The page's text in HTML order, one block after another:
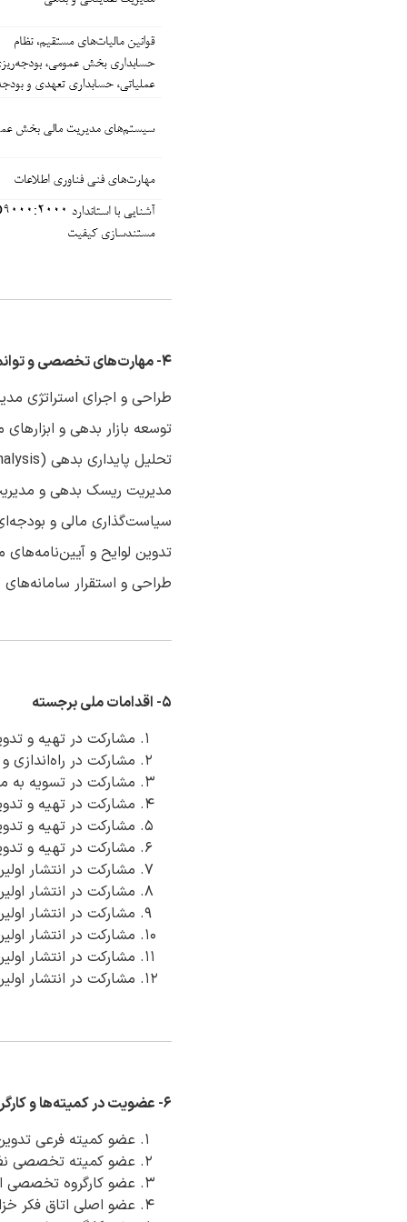
۴- مهارت‌های تخصصی و توانمندی های حرفه ای
طراحی و اجرای استراتژی
توسعه بازار بدهی و
تحلیل پایداری بدهی (Debt Sustainability Analysis)
مدیریت ریسک بدهی و
سیاست‌گذاری مالی و
تدوین لوایح و آیین‌نامه‌های
طراحی و استقرار
۵- اقدامات ملی برجسته
مشارکت در تهیه و
مشارکت در راه‌اندازی
مشارکت در تسویه به
مشارکت در تهیه و
مشارکت در تهیه و
مشارکت در تهیه و
مشارکت در انتشار
مشارکت در انتشار
مشارکت در انتشار
مشارکت در انتشار
مشارکت در انتشار اولین
مشارکت در انتشار
۶- عضویت در کمیته‌ها و کارگروه‌ها
عضو کمیته فرعی
عضو کمیته تخصصی
عضو کارگروه تخصصی
عضو اصلی اتاق فکر